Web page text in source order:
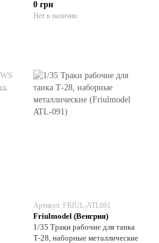
0 грн
Нет в наличии
Артикул: FRIUL-ATL091
Friulmodel (Венгрия)
1/35 Траки рабочие для танка
Т-28, наборные металлические